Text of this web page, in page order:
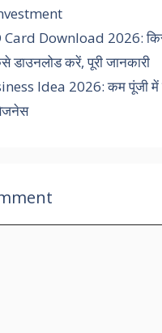
Download 2026:
डाउनलोड करें, पूरी जानकारी
Idea 2026: कम पूंजी में